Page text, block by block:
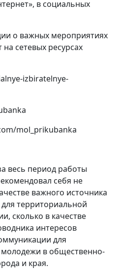
в социальных
о важных мероприятиях
сетевых ресурсах
izbiratelnye-
mol_prikubanka
весь период работы
себя не
важного источника
территориальной
сколько в качестве
интересов
для
в общественно-
и края.